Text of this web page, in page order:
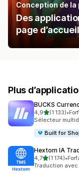
Conception de la
Des
page
Plus
BUCKS
4,9étoile(s) sur
(1 133)
1133 avis au•
Sélecteur
Built for
Hextom IA
4,7étoile(s) sur 5
(1 174)
1174 avis au total
•
Traduction